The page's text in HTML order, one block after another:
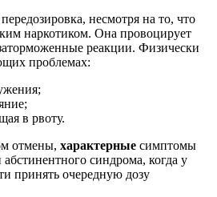
несмотря на то, что
наркотиком. Она провоцирует
реакции. Физически
проблемах:
в рвоту.
отмены, характерные симптомы
синдрома, когда у
принять очередную дозу